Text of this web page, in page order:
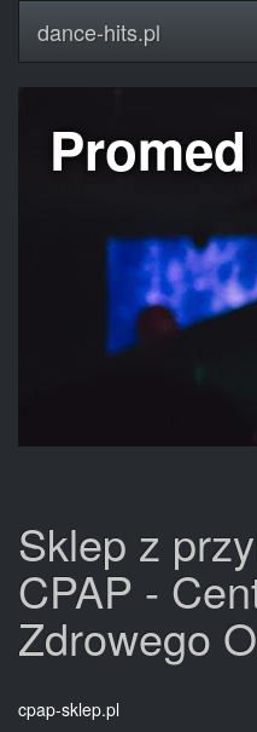
dance-hits.pl
Sklep z
CPAP -
Zdrowego
cpap-sklep.pl